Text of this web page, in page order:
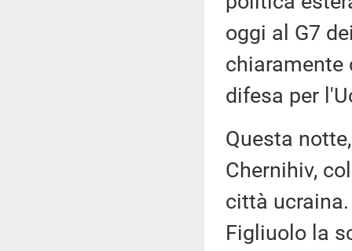
oggi al G7
chiaramente
difesa per
Questa
Chernihiv,
città
Figliuolo la